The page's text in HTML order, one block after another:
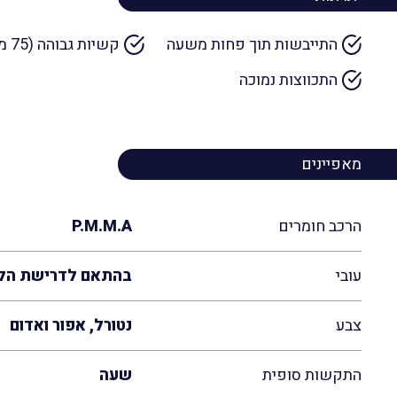
התייבשות תוך פחות משעה
קשיות גבוהה (75 מגה פסקל)
התכווצות נמוכה
מאפיינים
הרכב חומרים P.M.M.A
עובי בהתאם לדרישת
צבע נטורל, אפור ואדום
התקשות סופית שעה